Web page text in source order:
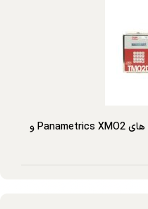
نمایشگر و ماژول کنترل برای فرستنده های Panametrics XMO2 و